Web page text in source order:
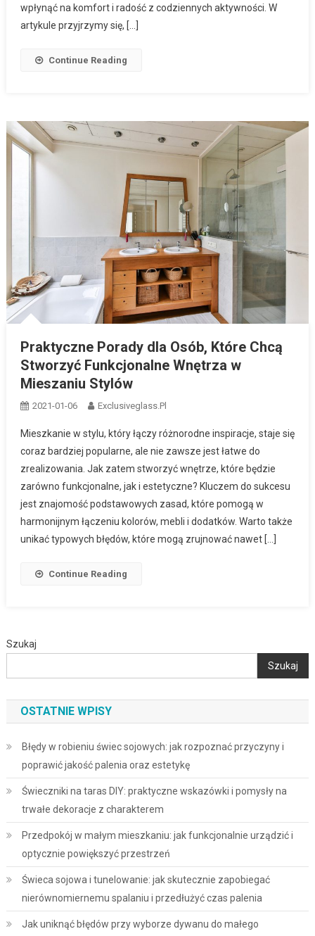
wpłynąć na komfort i radość z codziennych aktywności. W
artykule przyjrzymy się, […]
Continue Reading
Praktyczne Porady dla Osób, Które Chcą
Stworzyć Funkcjonalne Wnętrza w
Mieszaniu Stylów
2021-01-06 Exclusiveglass.pl
Mieszkanie w stylu, który łączy różnorodne inspiracje, staje się
coraz bardziej popularne, ale nie zawsze jest łatwe do
zrealizowania. Jak zatem stworzyć wnętrze, które będzie
zarówno funkcjonalne, jak i estetyczne? Kluczem do sukcesu
jest znajomość podstawowych zasad, które pomogą w
harmonijnym łączeniu kolorów, mebli i dodatków. Warto także
unikać typowych błędów, które mogą zrujnować nawet […]
Continue Reading
Szukaj
Szukaj
OSTATNIE WPISY
Błędy w robieniu świec sojowych: jak rozpoznać przyczyny i
poprawić jakość palenia oraz estetykę
Świeczniki na taras DIY: praktyczne wskazówki i pomysły na
trwałe dekoracje z charakterem
Przedpokój w małym mieszkaniu: jak funkcjonalnie urządzić i
optycznie powiększyć przestrzeń
Świeca sojowa i tunelowanie: jak skutecznie zapobiegać
nierównomiernemu spalaniu i przedłużyć czas palenia
Jak uniknąć błędów przy wyborze dywanu do małego